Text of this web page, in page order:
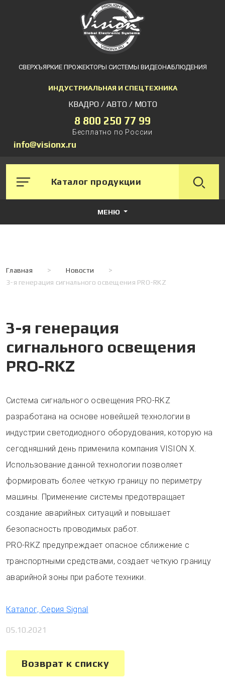
СВЕРХЪЯРКИЕ ПРОЖЕКТОРЫ СИСТЕМЫ ВИДЕОНАБЛЮДЕНИЯ
ИНДУСТРИАЛЬНАЯ И СПЕЦТЕХНИКА
КВАДРО / АВТО / МОТО
8 800 250 77 99
Бесплатно по России
info@visionx.ru
Каталог продукции
МЕНЮ
Главная > Новости
>
3-я генерация сигнального освещения PRO-RKZ
3-я генерация
сигнального освещения
PRO-RKZ
Система сигнального освещения PRO-RKZ
разработана на основе новейшей технологии в
индустрии светодиодного оборудования, которую на
сегодняшний день применила компания VISION X.
Использование данной технологии позволяет
формировать более четкую границу по периметру
машины. Применение системы предотвращает
создание аварийных ситуаций и повышает
безопасность проводимых работ.
PRO-RKZ предупреждает опасное сближение с
транспортными средствами, создает четкую границу
аварийной зоны при работе техники.
Каталог, Серия Signal
05.10.2021
Возврат к списку